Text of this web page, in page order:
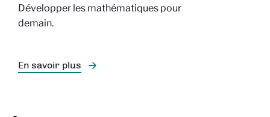
Développer les mathématiques pour
demain.
En savoir plus